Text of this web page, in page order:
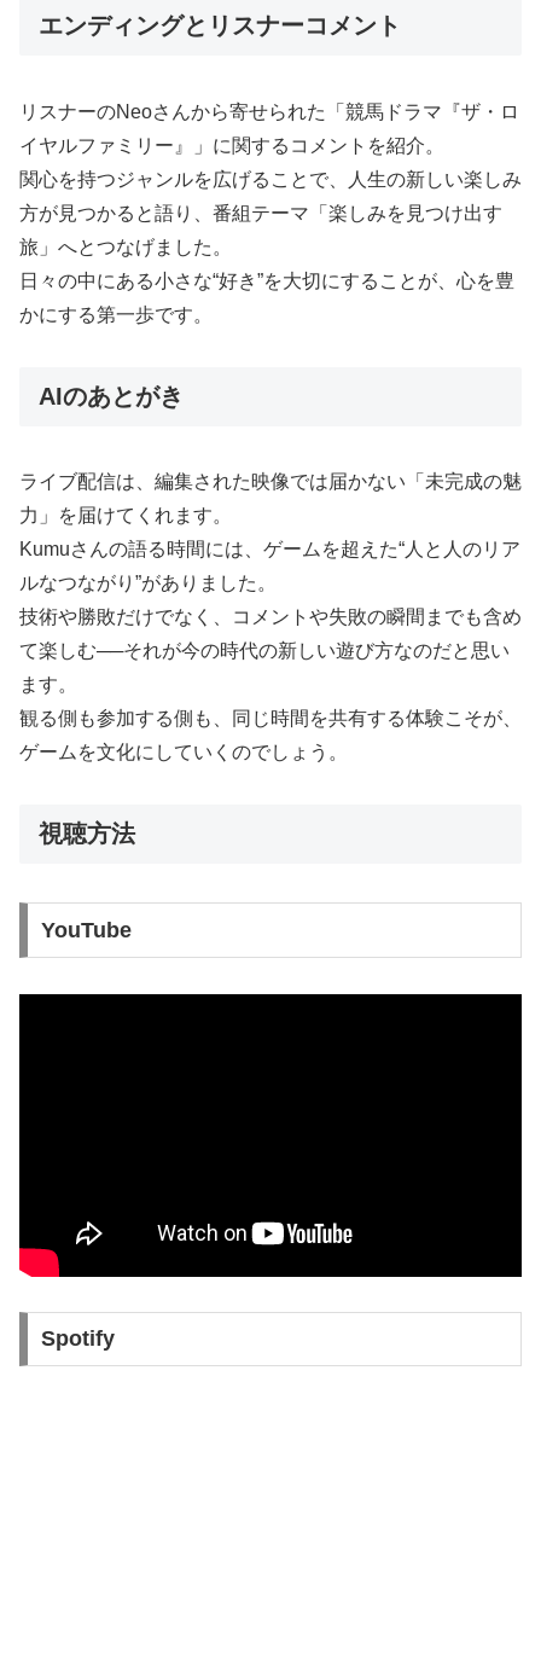
エンディングとリスナーコメント
リスナーのNeoさんから寄せられた「競馬ドラマ『ザ・ロ
イヤルファミリー』」に関するコメントを紹介。
関心を持つジャンルを広げることで、人生の新しい楽しみ
方が見つかると語り、番組テーマ「楽しみを見つけ出す
旅」へとつなげました。
日々の中にある小さな“好き”を大切にすることが、心を豊
かにする第一歩です。
AIのあとがき
ライブ配信は、編集された映像では届かない「未完成の魅
力」を届けてくれます。
Kumuさんの語る時間には、ゲームを超えた“人と人のリア
ルなつながり”がありました。
技術や勝敗だけでなく、コメントや失敗の瞬間までも含め
て楽しむ──それが今の時代の新しい遊び方なのだと思い
ます。
観る側も参加する側も、同じ時間を共有する体験こそが、
ゲームを文化にしていくのでしょう。
視聴方法
YouTube
Spotify